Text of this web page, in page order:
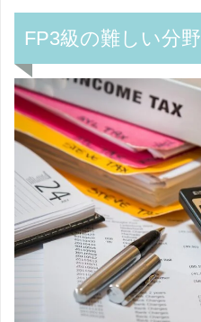
FP3級の難しい分野